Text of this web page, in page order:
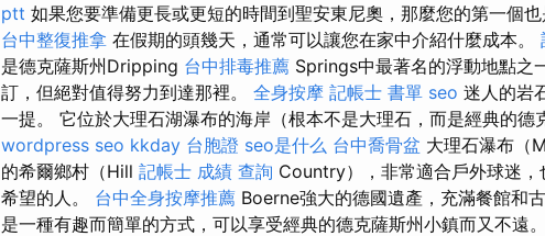
ptt 如果您要準備更長或更短的時間到聖安東尼奧，那麼您的第一個也
台中整復推拿 在假期的頭幾天，通常可以讓您在家中介紹什麼成本。
是德克薩斯州Dripping 台中排毒推薦 Springs中最著名的浮動地點之
訂，但絕對值得努力到達那裡。 全身按摩 記帳士 書單 seo 迷人的岩
一提。 它位於大理石湖瀑布的海岸（根本不是大理石，而是經典的德
wordpress seo kkday 台胞證 seo是什么 台中喬骨盆 大理石瀑布（
的希爾鄉村（Hill 記帳士 成績 查詢 Country），非常適合戶外球迷，
希望的人。 台中全身按摩推薦 Boerne強大的德國遺產，充滿餐館和
是一種有趣而簡單的方式，可以享受經典的德克薩斯州小鎮而又不遠。